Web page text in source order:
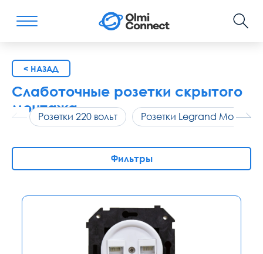
< НАЗАД
Слаботочные розетки скрытого
монтажа
Розетки 220 вольт Розетки Legrand Mosaic
Фильтры